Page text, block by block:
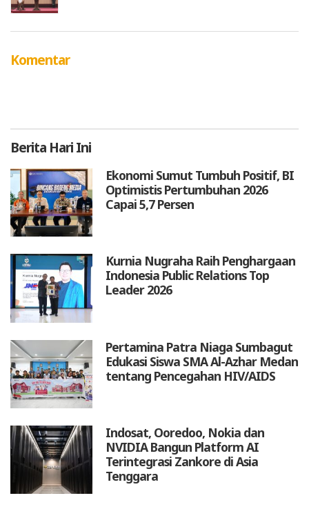
Komentar
Berita Hari Ini
Ekonomi Sumut Tumbuh Positif, BI
Optimistis Pertumbuhan 2026
Capai 5,7 Persen
Kurnia Nugraha Raih Penghargaan
Indonesia Public Relations Top
Leader 2026
Pertamina Patra Niaga Sumbagut
Edukasi Siswa SMA Al-Azhar Medan
tentang Pencegahan HIV/AIDS
Indosat, Ooredoo, Nokia dan
NVIDIA Bangun Platform AI
Terintegrasi Zankore di Asia
Tenggara